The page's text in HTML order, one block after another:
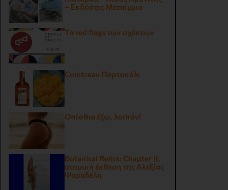
– Εκδόσεις Μεταίχμιο
Τα red flags των σχέσεων
Cointreau Πορτοκάλι
Οπίσθια έξω, λοιπόν!
Botanical Relics: Chapter II,
ατομική έκθεση της Αλεξίας
Ψαραδέλη